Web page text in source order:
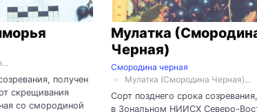
получен
скрещивания
со смородиной
Мулатка
Черная)
Смородина черная
Мулатка (Смородина Черная)...
Сорт позднего срока
в Зональном НИИСХ Северо-